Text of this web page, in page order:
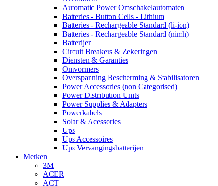
Automatic Power Omschakelautomaten
Batteries - Button Cells - Lithium
Batteries - Rechargeable Standard (li-ion)
Batteries - Rechargeable Standard (nimh)
Batterijen
Circuit Breakers & Zekeringen
Diensten & Garanties
Omvormers
Overspanning Bescherming & Stabilisatoren
Power Accessories (non Categorised)
Power Distribution Units
Power Supplies & Adapters
Powerkabels
Solar & Acessories
Ups
Ups Accessoires
Ups Vervangingsbatterijen
Merken
3M
ACER
ACT